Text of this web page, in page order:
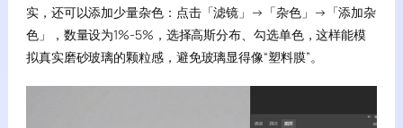
实，还可以添加少量杂色：点击「滤镜」→「杂色」→「添加杂
色」，数量设为1%-5%，选择高斯分布、勾选单色，这样能模
拟真实磨砂玻璃的颗粒感，避免玻璃显得像“塑料膜”。